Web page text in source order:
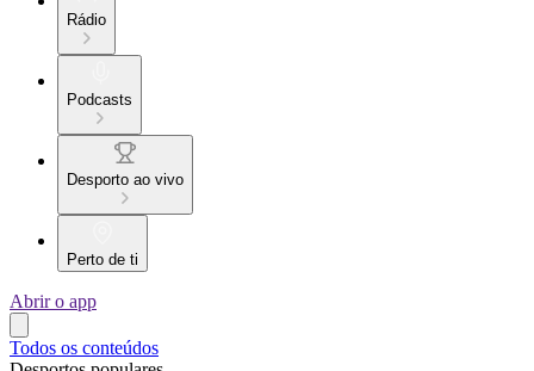
Rádio
Podcasts
Desporto ao vivo
Perto de ti
Abrir o app
Todos os conteúdos